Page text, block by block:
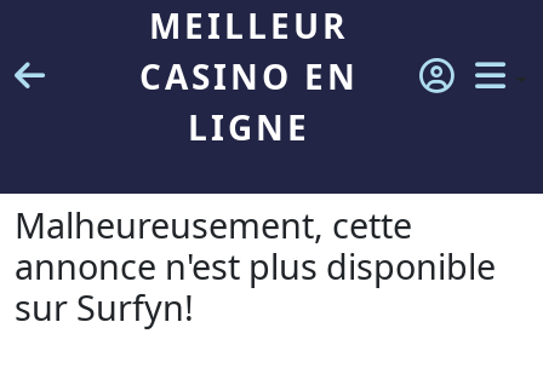
MEILLEUR
CASINO EN
LIGNE
Malheureusement, cette
annonce n'est plus disponible
sur Surfyn!